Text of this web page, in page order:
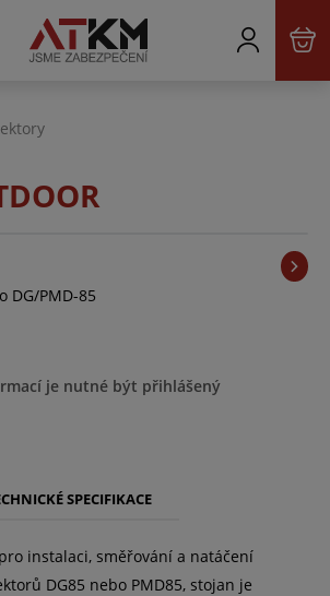
DG/PMD-85
je nutné být přihlášený
SPECIFIKACE
instalaci, směřování a natáčení
DG85 nebo PMD85, stojan je